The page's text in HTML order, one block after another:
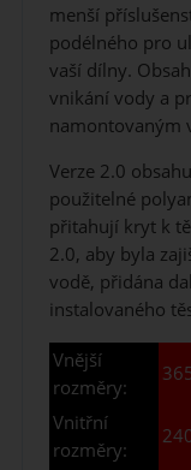
menší
podélného pro
vaší dílny.
vnikání vody a
namontovaným
Verze 2.0
použitelné
přitahují kryt k
2.0, aby byla
vodě, přidána
instalovaného
Vnější
rozměry:
Vnitřní
rozměry: